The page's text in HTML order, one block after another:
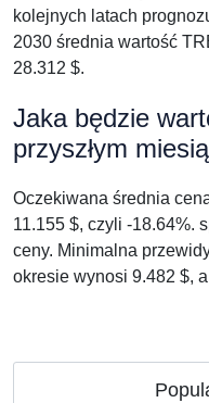
kolejnych latach
2030 średnia wartość
28.312 $.
Jaka będzie
przyszłym
Oczekiwana średnia
11.155 $, czyli -18.64%.
ceny. Minimalna
okresie wynosi 9.482 $,